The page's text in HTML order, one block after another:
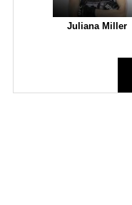
Juliana Miller